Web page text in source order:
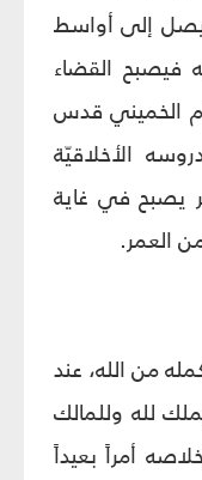
إلى أواسط
فيصبح القضاء
الخميني قدس
الأخلاقيّة
يصبح في غاية
العمر.
من الله، عند
لله وللمالك
أمراً بعيداً